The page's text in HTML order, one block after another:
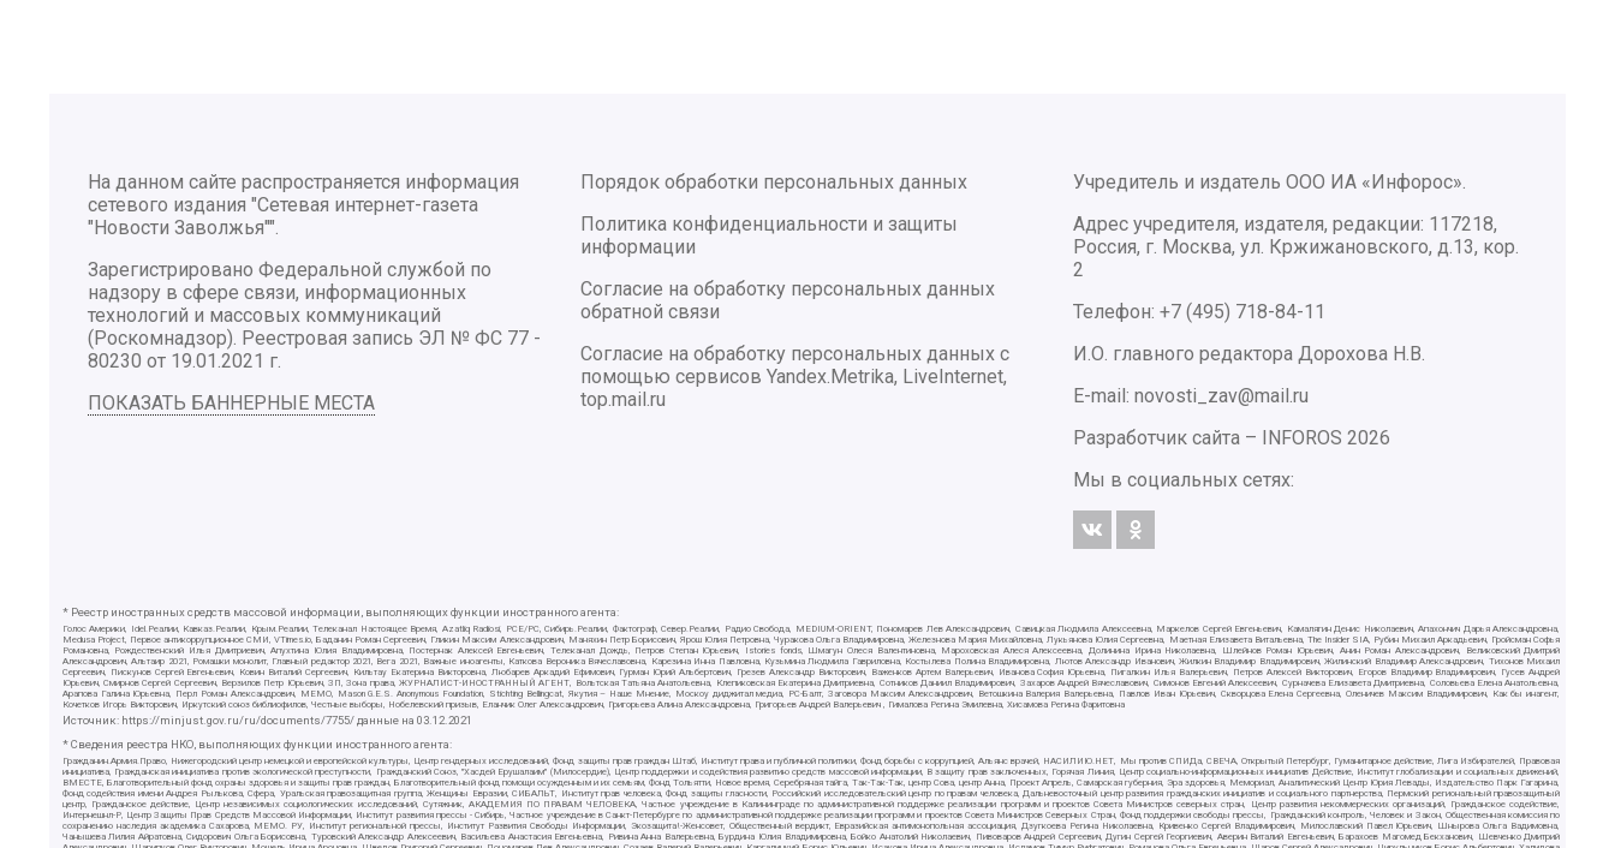
На данном сайте распространяется информация
сетевого издания "Сетевая интернет-газета
"Новости Заволжья"".
Зарегистрировано Федеральной службой по
надзору в сфере связи, информационных
технологий и массовых коммуникаций
(Роскомнадзор). Реестровая запись ЭЛ № ФС 77 -
80230 от 19.01.2021 г.
ПОКАЗАТЬ БАННЕРНЫЕ МЕСТА
Порядок обработки персональных данных
Политика конфиденциальности и защиты
информации
Согласие на обработку персональных данных
обратной связи
Согласие на обработку персональных данных с
помощью сервисов Yandex.Metrika, LiveInternet,
top.mail.ru
Учредитель и издатель ООО ИА «Инфорос».
Адрес учредителя, издателя, редакции: 117218,
Россия, г. Москва, ул. Кржижановского, д.13, кор.
2
Телефон: +7 (495) 718-84-11
И.О. главного редактора Дорохова Н.В.
E-mail: novosti_zav@mail.ru
Разработчик сайта –
INFOROS 2026
Мы в социальных сетях:
* Реестр иностранных средств массовой информации, выполняющих функции иностранного агента:
Голос Америки, Idel.Реалии, Кавказ.Реалии, Крым.Реалии, Телеканал Настоящее Время, Azatliq Radiosi, PCE/PC, Сибирь.Реалии, Фактограф, Север.Реалии, Радио Свобода, MEDIUM-ORIENT, Пономарев Лев Александрович, Савицкая Людмила Алексеевна, Маркелов Сергей Евгеньевич, Камалягин Денис Николаевич, Апахончич Дарья Александровна,
Medusa Project, Первое антикоррупционное СМИ, VTimes.io, Баданин Роман Сергеевич, Гликин Максим Александрович, Маняхин Петр Борисович, Ярош Юлия Петровна, Чуракова Ольга Владимировна, Железнова Мария Михайловна, Лукьянова Юлия Сергеевна, Маетная Елизавета Витальевна, The Insider SIA, Рубин Михаил Аркадьевич, Гройсман Софья
Романовна, Рождественский Илья Дмитриевич, Апухтина Юлия Владимировна, Постернак Алексей Евгеньевич, Телеканал Дождь, Петров Степан Юрьевич, Istories fonds, Шмагун Олеся Валентиновна, Мароховская Алеся Алексеевна, Долинина Ирина Николаевна, Шлейнов Роман Юрьевич, Анин Роман Александрович, Великовский Дмитрий
Александрович, Альтаир 2021, Ромашки монолит, Главный редактор 2021, Вега 2021, Важные иноагенты, Каткова Вероника Вячеславовна, Карезина Инна Павловна, Кузьмина Людмила Гавриловна, Костылева Полина Владимировна, Лютов Александр Иванович, Жилкин Владимир Владимирович, Жилинский Владимир Александрович, Тихонов Михаил
Сергеевич, Пискунов Сергей Евгеньевич, Ковин Виталий Сергеевич, Кильтау Екатерина Викторовна, Любарев Аркадий Ефимович, Гурман Юрий Альбертович, Грезев Александр Викторович, Важенков Артем Валерьевич, Иванова София Юрьевна, Пигалкин Илья Валерьевич, Петров Алексей Викторович, Егоров Владимир Владимирович, Гусев Андрей
Юрьевич, Смирнов Сергей Сергеевич, Верзилов Петр Юрьевич, ЗП, Зона права, ЖУРНАЛИСТ-ИНОСТРАННЫЙ АГЕНТ, Вольтская Татьяна Анатольевна, Клепиковская Екатерина Дмитриевна, Сотников Даниил Владимирович, Захаров Андрей Вячеславович, Симонов Евгений Алексеевич, Сурначева Елизавета Дмитриевна, Соловьева Елена Анатольевна,
Арапова Галина Юрьевна, Перл Роман Александрович, МЕМО, Mason G.E.S. Anonymous Foundation, Stichting Bellingcat, Якутия – Наше Мнение, Москоу диджитал медиа, РС-Балт, Заговора Максим Александрович, Ветошкина Валерия Валерьевна, Павлов Иван Юрьевич, Скворцова Елена Сергеевна, Оленичев Максим Владимирович, Как бы инагент,
Кочетков Игорь Викторович, Иркутский союз библиофилов, Честные выборы, Нобелевский призыв, Еланчик Олег Александрович, Григорьева Алина Александровна, Григорьев Андрей Валерьевич , Гималова Регина Эмилевна, Хисамова Регина Фаритовна
Источник: https://minjust.gov.ru/ru/documents/7755/данные на 03.12.2021
* Сведения реестра НКО, выполняющих функции иностранного агента:
Гражданин.Армия.Право, Нижегородский центр немецкой и европейской культуры, Центр гендерных исследований, Фонд защиты прав граждан Штаб, Институт права и публичной политики, Фонд борьбы с коррупцией, Альянс врачей, НАСИЛИЮ.НЕТ, Мы против СПИДа, СВЕЧА, Открытый Петербург, Гуманитарное действие, Лига Избирателей, Правовая
инициатива, Гражданская инициатива против экологической преступности, Гражданский Союз, "Хасдей Ерушалаим" (Милосердие), Центр поддержки и содействия развитию средств массовой информации, В защиту прав заключенных, Горячая Линия, Центр социально-информационных инициатив Действие, Институт глобализации и социальных движений,
ВМЕСТЕ, Благотворительный фонд охраны здоровья и защиты прав граждан, Благотворительный фонд помощи осужденным и их семьям, Фонд Тольятти, Новое время, Серебряная тайга, Так-Так-Так, центр Сова, центр Анна, Проект Апрель, Самарская губерния, Эра здоровья, Мемориал, Аналитический Центр Юрия Левады, Издательство Парк Гагарина,
Фонд содействия имени Андрея Рылькова, Сфера, Уральская правозащитная группа, Женщины Евразии, СИБАЛЬТ, Институт прав человека, Фонд защиты гласности, Российский исследовательский центр по правам человека, Дальневосточный центр развития гражданских инициатив и социального партнерства, Пермский региональный правозащитный
центр, Гражданское действие, Центр независимых социологических исследований, Сутяжник, АКАДЕМИЯ ПО ПРАВАМ ЧЕЛОВЕКА, Частное учреждение в Калининграде по административной поддержке реализации программ и проектов Совета Министров северных стран, Центр развития некоммерческих организаций, Гражданское содействие,
Интернешнл-Р, Центр Защиты Прав Средств Массовой Информации, Институт развития прессы - Сибирь, Частное учреждение в Санкт-Петербурге по административной поддержке реализации программ и проектов Совета Министров Северных Стран, Фонд поддержки свободы прессы, Гражданский контроль, Человек и Закон, Общественная комиссия по
сохранению наследия академика Сахарова, МЕМО. РУ, Институт региональной прессы, Институт Развития Свободы Информации, Экозащита!-Женсовет, Общественный вердикт, Евразийская антимонопольная ассоциация, Дзугкоева Регина Николаевна, Кривенко Сергей Владимирович, Милославский Павел Юрьевич, Шнырова Ольга Вадимовна,
Чанышева Лилия Айратовна, Сидорович Ольга Борисовна, Туровский Александр Алексеевич, Васильева Анастасия Евгеньевна, Ривина Анна Валерьевна, Бурдина Юлия Владимировна, Бойко Анатолий Николаевич, Пивоваров Андрей Сергеевич, Дугин Сергей Георгиевич, Аверин Виталий Евгеньевич, Барахоев Магомед Бекханович, Шевченко Дмитрий